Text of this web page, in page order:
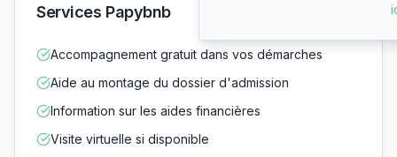
Services Papybnb
Accompagnement gratuit dans vos démarches
Aide au montage du dossier d'admission
Information sur les aides financières
Visite virtuelle si disponible